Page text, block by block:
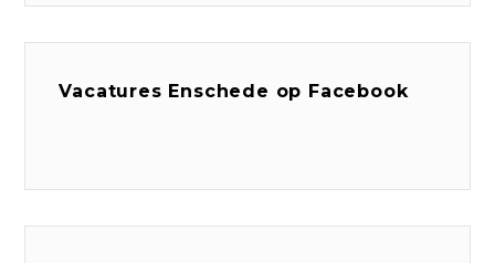
Vacatures Enschede op Facebook